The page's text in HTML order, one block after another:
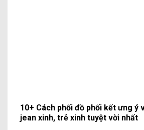
10+ Cách phối đồ phối kết ưng ý
jean xinh, trẻ xinh tuyệt vời nhất